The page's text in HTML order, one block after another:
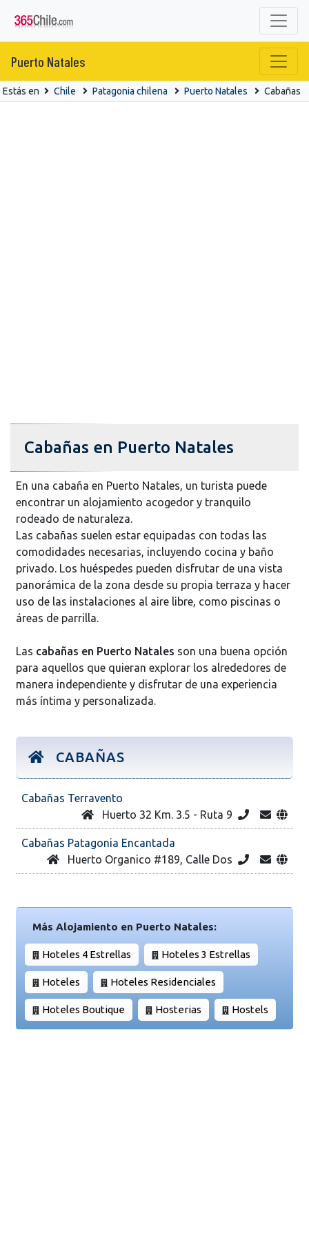
Puerto Natales
Estás en Chile Patagonia chilena Puerto Natales Cabañas
Cabañas en Puerto Natales
En una cabaña en Puerto Natales, un turista puede
encontrar un alojamiento acogedor y tranquilo
rodeado de naturaleza.
Las cabañas suelen estar equipadas con todas las
comodidades necesarias, incluyendo cocina y baño
privado. Los huéspedes pueden disfrutar de una vista
panorámica de la zona desde su propia terraza y hacer
uso de las instalaciones al aire libre, como piscinas o
áreas de parrilla.
Las cabañas en Puerto Natales son una buena opción
para aquellos que quieran explorar los alrededores de
manera independiente y disfrutar de una experiencia
más íntima y personalizada.
CABAÑAS
Cabañas Terravento
Huerto 32 Km. 3.5 - Ruta 9
Cabañas Patagonia Encantada
Huerto Organico #189, Calle Dos
Más Alojamiento en Puerto Natales:
Hoteles 4 Estrellas Hoteles 3 Estrellas
Hoteles Hoteles Residenciales
Hoteles Boutique Hosterias Hostels